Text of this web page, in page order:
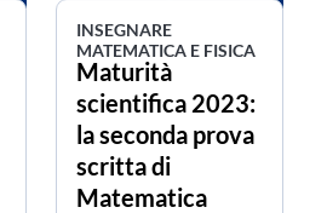
INSEGNARE
MATEMATICA E FISICA
Maturità
scientifica 2023:
la seconda prova
scritta di
Matematica